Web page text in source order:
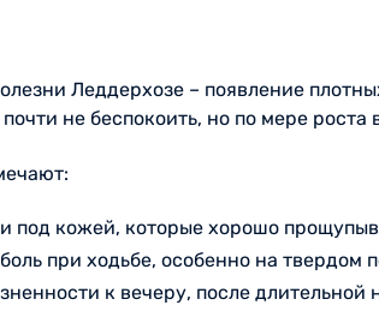
Леддерхозе – появление
не беспокоить, но по мере
под кожей, которые хорошо
при ходьбе, особенно на твердом
к вечеру, после длительной